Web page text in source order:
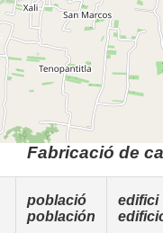
Fabricació de
població
población
edifici